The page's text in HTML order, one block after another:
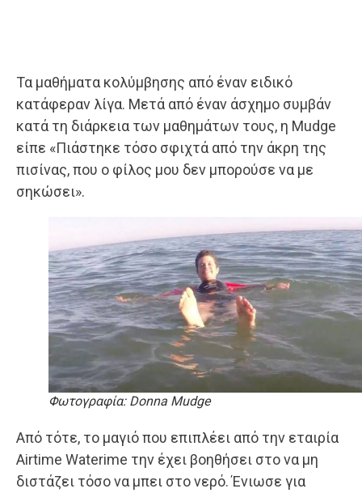
Τα μαθήματα κολύμβησης από έναν ειδικό
κατάφεραν λίγα. Μετά από έναν άσχημο συμβάν
κατά τη διάρκεια των μαθημάτων τους, η Mudge
είπε «Πιάστηκε τόσο σφιχτά από την άκρη της
πισίνας, που ο φίλος μου δεν μπορούσε να με
σηκώσει».
Φωτογραφία: Donna Mudge
Από τότε, το μαγιό που επιπλέει από την εταιρία
Airtime Waterime την έχει βοηθήσει στο να μη
διστάζει τόσο να μπει στο νερό. Ένιωσε για